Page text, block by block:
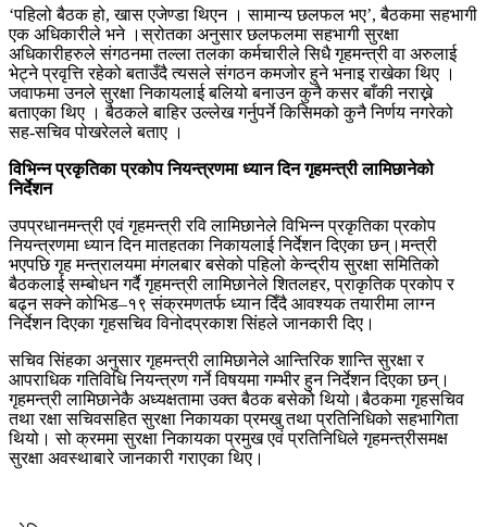
‘पहिलो बैठक हो, खास एजेण्डा थिएन । सामान्य छलफल भए’, बैठकमा सहभागी
एक अधिकारीले भने ।स्रोतका अनुसार छलफलमा सहभागी सुरक्षा
अधिकारीहरुले संगठनमा तल्ला तलका कर्मचारीले सिधै गृहमन्त्री वा अरुलाई
भेट्ने प्रवृत्ति रहेको बताउँदै त्यसले संगठन कमजोर हुने भनाइ राखेका थिए ।
जवाफमा उनले सुरक्षा निकायलाई बलियो बनाउन कुनै कसर बाँकी नराख्ने
बताएका थिए । बैठकले बाहिर उल्लेख गर्नुपर्ने किसिमको कुनै निर्णय नगरेको
सह-सचिव पोखरेलले बताए ।
विभिन्न प्रकृतिका प्रकोप नियन्त्रणमा ध्यान दिन गृहमन्त्री लामिछानेको
निर्देशन
उपप्रधानमन्त्री एवं गृहमन्त्री रवि लामिछानेले विभिन्न प्रकृतिका प्रकोप
नियन्त्रणमा ध्यान दिन मातहतका निकायलाई निर्देशन दिएका छन्।मन्त्री
भएपछि गृह मन्त्रालयमा मंगलबार बसेको पहिलो केन्द्रीय सुरक्षा समितिको
बैठकलाई सम्बोधन गर्दै गृहमन्त्री लामिछानेले शितलहर, प्राकृतिक प्रकोप र
बढ्न सक्ने कोभिड–१९ संक्रमणतर्फ ध्यान दिँदै आवश्यक तयारीमा लाग्न
निर्देशन दिएका गृहसचिव विनोदप्रकाश सिंहले जानकारी दिए।
सचिव सिंहका अनुसार गृहमन्त्री लामिछानेले आन्तिरिक शान्ति सुरक्षा र
आपराधिक गतिविधि नियन्त्रण गर्ने विषयमा गम्भीर हुन निर्देशन दिएका छन्।
गृहमन्त्री लामिछानेकै अध्यक्षतामा उक्त बैठक बसेको थियो।बैठकमा गृहसचिव
तथा रक्षा सचिवसहित सुरक्षा निकायका प्रमखु तथा प्रतिनिधिको सहभागिता
थियो। सो क्रममा सुरक्षा निकायका प्रमुख एवं प्रतिनिधिले गृहमन्त्रीसमक्ष
सुरक्षा अवस्थाबारे जानकारी गराएका थिए।